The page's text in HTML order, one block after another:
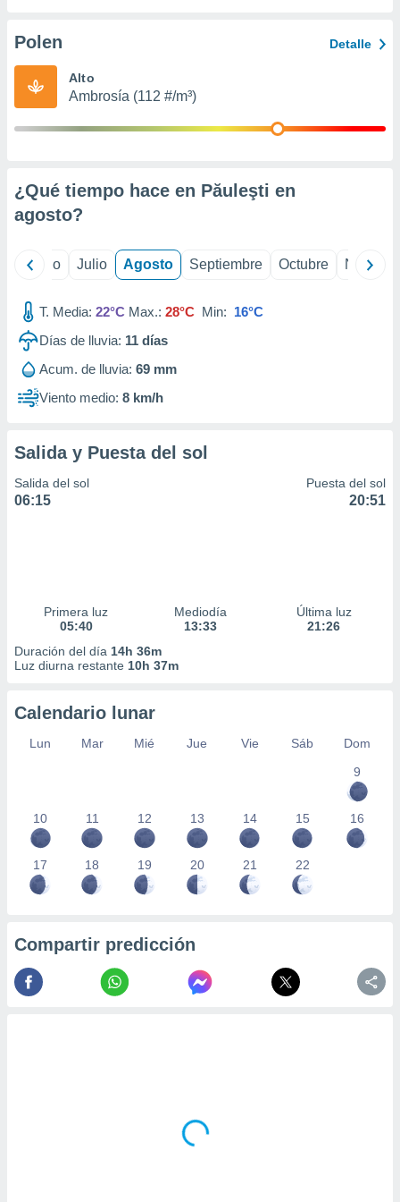
e
mediante
de
1199
Polen Detalle
Alto
Ambrosía (112 #/m³)
¿Qué tiempo hace en Păuleşti en
agosto?
Junio Julio Agosto Septiembre Octubre
T. Media: 22°C Max.: 28°C Min: 16°C
Días de lluvia: 11 días
Acum. de lluvia: 69 mm
Viento medio: 8 km/h
Salida y Puesta del sol
Salida del sol
06:15
Puesta del sol
20:51
Primera luz
05:40
Mediodía
13:33
Última luz
21:26
Duración del día 14h 36m
Luz diurna restante 10h 37m
Calendario lunar
Lun Mar Mié Jue Vie Sáb
Dom
9
10 11 12 13 14 15 16
17 18 19 20 21 22
Compartir predicción